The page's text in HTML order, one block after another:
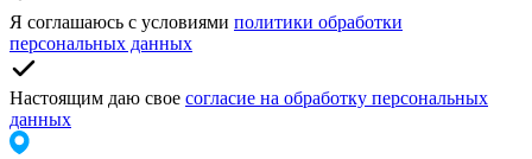
Я соглашаюсь с условиями политики обработки
персональных данных
Настоящим даю свое согласие на обработку персональных
данных